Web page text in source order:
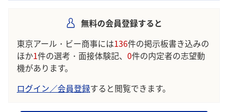
無料の会員登録すると
東京アール・ビー商事には136件の掲示板書き込みの
ほか1件の選考・面接体験記、 0件の内定者の志望動
機があります。
ログイン／会員登録すると閲覧できます。